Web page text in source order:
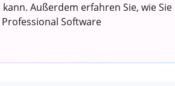
Außerdem erfahren Sie, wie Sie
Software